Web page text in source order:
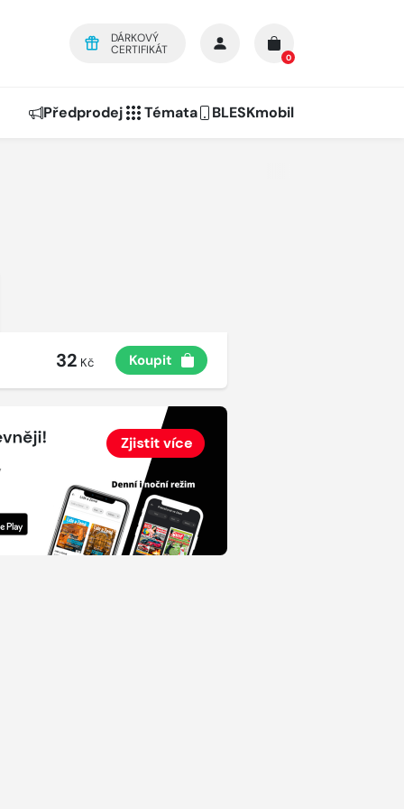
DÁRKOVÝ
CERTIFIKÁT
0
Předprodej Témata BLESKmobil
32 Kč Koupit